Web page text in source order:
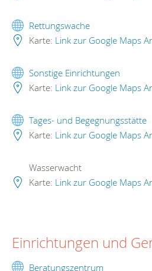
Rettungswache
Karte: Link zur Google Maps
Sonstige Einrichtungen
Karte: Link zur Google Maps
Tages- und Begegnungsstätte
Karte: Link zur Google Maps
Wasserwacht
Karte: Link zur Google Maps
Einrichtungen und
Beratungszentrum